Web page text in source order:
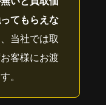
てもらえな
当社では取
客様にお渡
。